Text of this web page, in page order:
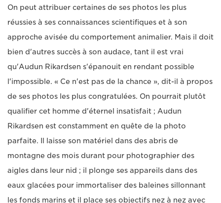
On peut attribuer certaines de ses photos les plus
réussies à ses connaissances scientifiques et à son
approche avisée du comportement animalier. Mais il doit
bien d'autres succès à son audace, tant il est vrai
qu'Audun Rikardsen s'épanouit en rendant possible
l'impossible. « Ce n'est pas de la chance », dit-il à propos
de ses photos les plus congratulées. On pourrait plutôt
qualifier cet homme d'éternel insatisfait ; Audun
Rikardsen est constamment en quête de la photo
parfaite. Il laisse son matériel dans des abris de
montagne des mois durant pour photographier des
aigles dans leur nid ; il plonge ses appareils dans des
eaux glacées pour immortaliser des baleines sillonnant
les fonds marins et il place ses objectifs nez à nez avec